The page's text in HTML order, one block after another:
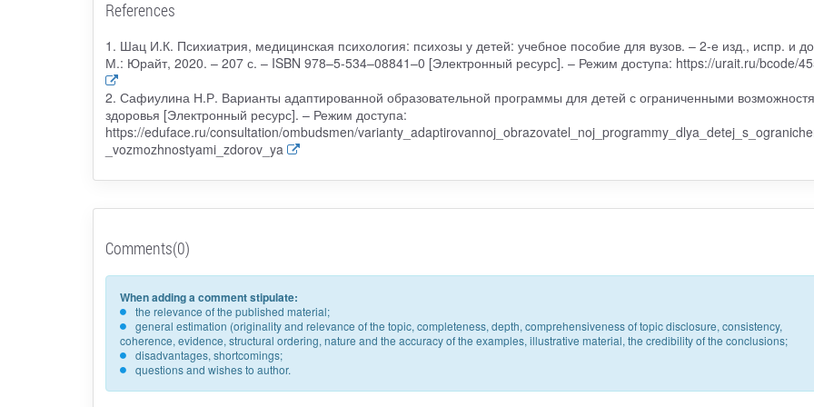
References
1. Шац И.К. Психиатрия, медицинская психология: психозы у детей: учебное пособие для вузов. – 2-е изд., испр. и
М.: Юрайт, 2020. – 207 с. – ISBN 978–5-534–08841–0 [Электронный ресурс]. – Режим доступа: https://urait.ru/bcode/
2. Сафиулина Н.Р. Варианты адаптированной образовательной программы для детей с ограниченными
здоровья [Электронный ресурс]. – Режим доступа:
https://eduface.ru/consultation/ombudsmen/
_vozmozhnostyami_zdorov_ya
Comments(0)
When adding a comment stipulate:
the relevance of the published material;
general estimation (originality and relevance of the topic, completeness, depth, comprehensiveness of topic disclosure, consistency,
coherence, evidence, structural ordering, nature and the accuracy of the examples, illustrative material, the credibility of the conclusions;
disadvantages, shortcomings;
questions and wishes to author.